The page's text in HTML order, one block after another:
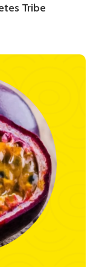
Tribe